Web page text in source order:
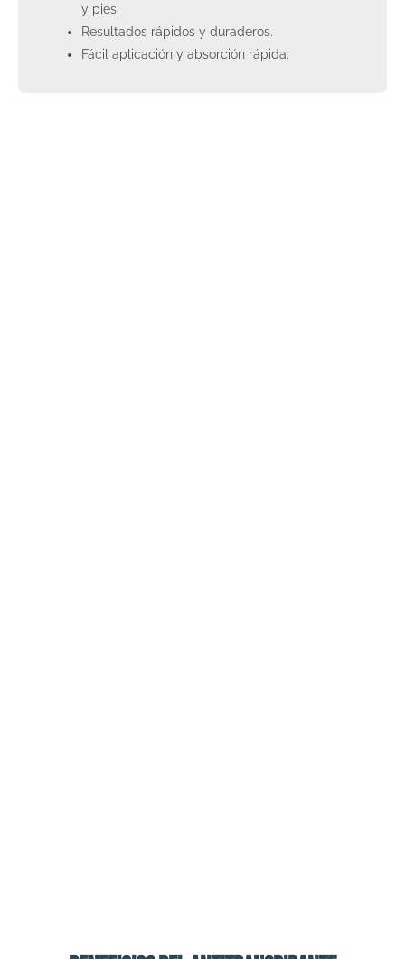
y pies.
Resultados rápidos y duraderos.
Fácil aplicación y absorción rápida.